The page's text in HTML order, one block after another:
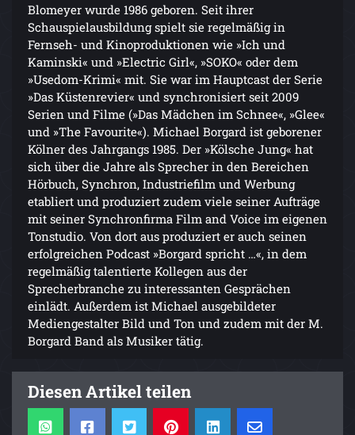
Blomeyer wurde 1986 geboren. Seit ihrer
Schauspielausbildung spielt sie regelmäßig in
Fernseh- und Kinoproduktionen wie »Ich und
Kaminski« und »Electric Girl«, »SOKO« oder dem
»Usedom-Krimi« mit. Sie war im Hauptcast der Serie
»Das Küstenrevier« und synchronisiert seit 2009
Serien und Filme (»Das Mädchen im Schnee«, »Glee«
und »The Favourite«). Michael Borgard ist geborener
Kölner des Jahrgangs 1985. Der »Kölsche Jung« hat
sich über die Jahre als Sprecher in den Bereichen
Hörbuch, Synchron, Industriefilm und Werbung
etabliert und produziert zudem viele seiner Aufträge
mit seiner Synchronfirma Film and Voice im eigenen
Tonstudio. Von dort aus produziert er auch seinen
erfolgreichen Podcast »Borgard spricht …«, in dem
regelmäßig talentierte Kollegen aus der
Sprecherbranche zu interessanten Gesprächen
einlädt. Außerdem ist Michael ausgebildeter
Mediengestalter Bild und Ton und zudem mit der M.
Borgard Band als Musiker tätig.
Diesen Artikel teilen